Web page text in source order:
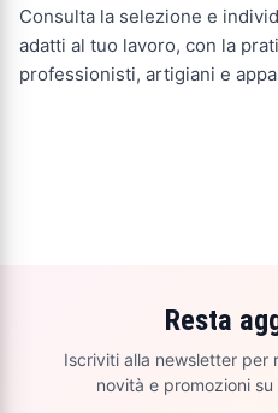
Consulta la selezione e
adatti al tuo lavoro, con la
professionisti, artigiani e
Resta
Iscriviti alla newsletter per
novità e promozioni